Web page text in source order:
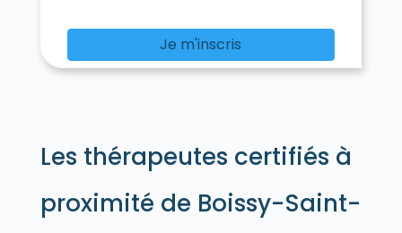
Je m'inscris
Les thérapeutes certifiés à
proximité de Boissy-Saint-